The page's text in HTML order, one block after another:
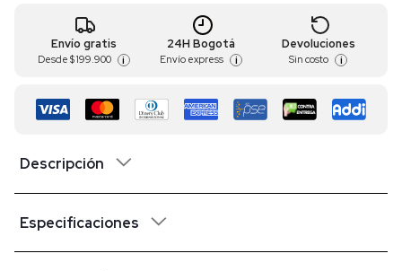
Envío gratis
Desde $ 199.900 i
24H Bogotá
Envío express i
Devoluciones
Sin costo i
Descripción
Especificaciones